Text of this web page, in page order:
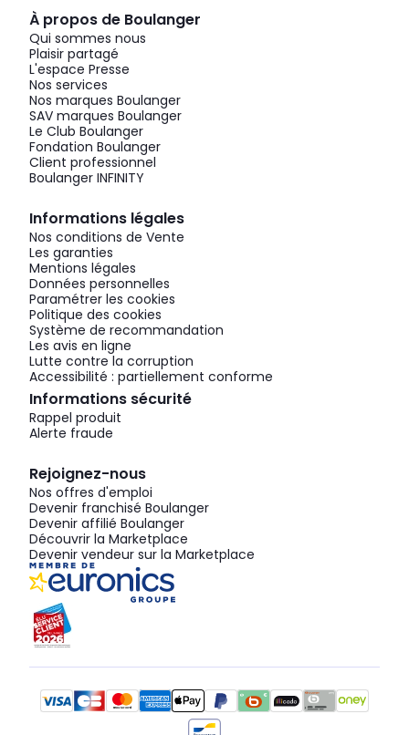
À propos de Boulanger
Qui sommes nous
Plaisir partagé
L'espace Presse
Nos services
Nos marques Boulanger
SAV marques Boulanger
Le Club Boulanger
Fondation Boulanger
Client professionnel
Boulanger INFINITY
Informations légales
Nos conditions de Vente
Les garanties
Mentions légales
Données personnelles
Paramétrer les cookies
Politique des cookies
Système de recommandation
Les avis en ligne
Lutte contre la corruption
Accessibilité : partiellement conforme
Informations sécurité
Rappel produit
Alerte fraude
Rejoignez-nous
Nos offres d'emploi
Devenir franchisé Boulanger
Devenir affilié Boulanger
Découvrir la Marketplace
Devenir vendeur sur la Marketplace